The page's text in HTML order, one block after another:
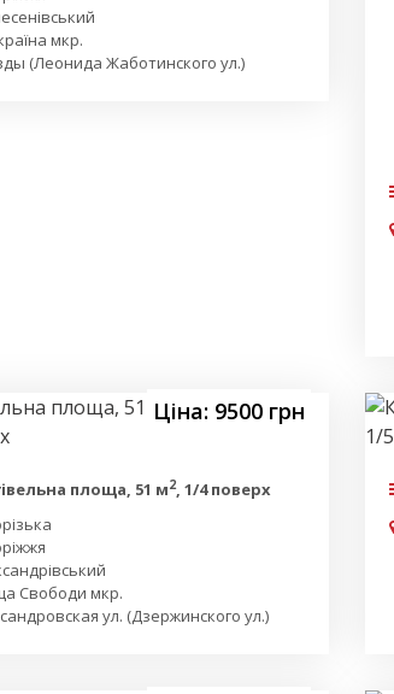
мкр.
(Леонида Жаботинского ул.)
Ціна: 9500 грн
площа, 51 м2, 1/4 поверх
Свободи мкр.
ул. (Дзержинского ул.)